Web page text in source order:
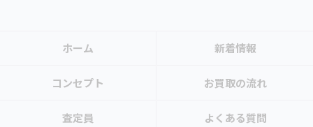
ホーム 新着情報
コンセプト お買取の流れ
査定員 よくある質問